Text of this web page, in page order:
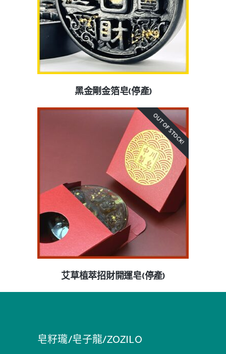
黑金剛金箔皂(停產)
OUT OF STOCK!
艾草植萃招財開運皂(停產)
皂籽瓏/皂子龍/ZOZILO